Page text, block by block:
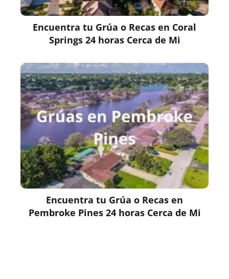
Encuentra tu Grúa o Recas en Coral
Springs 24 horas Cerca de Mi
Encuentra tu Grúa o Recas en
Pembroke Pines 24 horas Cerca de Mi